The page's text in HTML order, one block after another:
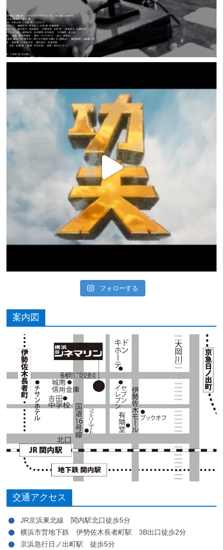
フォローする
案内図
交通アクセス
JR京浜東北線 関内駅北口徒歩5分
横浜市営地下鉄 伊勢佐木長者町駅 3B出口徒歩2分
京浜急行日ノ出町駅 徒歩5分